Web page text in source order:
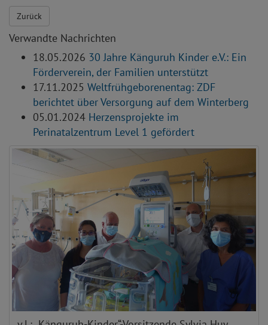
Zurück
Verwandte Nachrichten
18.05.2026 30 Jahre Känguruh Kinder e.V.: Ein
Förderverein, der Familien unterstützt
17.11.2025 Weltfrühgeborenentag: ZDF
berichtet über Versorgung auf dem Winterberg
05.01.2024 Herzensprojekte im
Perinatalzentrum Level 1 gefördert